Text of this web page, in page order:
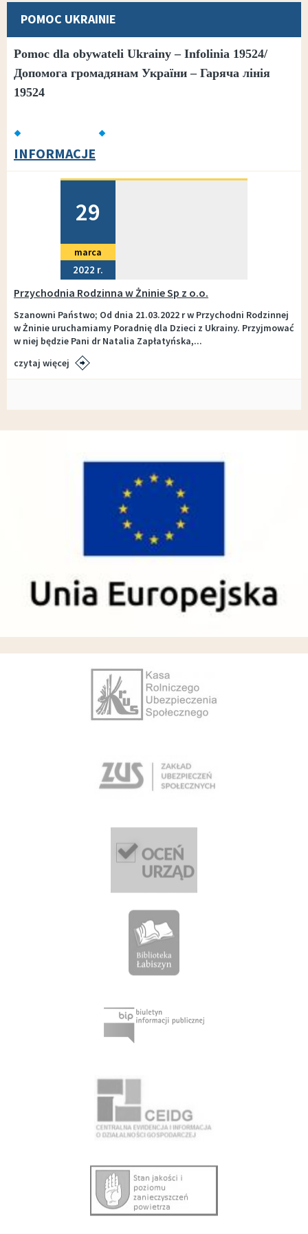
POMOC UKRAINIE
Pomoc dla obywateli Ukrainy – Infolinia 19524/
Допомога громадянам України – Гаряча лінія
19524
INFORMACJE
29
marca
2022
Przychodnia Rodzinna w Żninie Sp z o.o.
Szanowni Państwo; Od dnia 21.03.2022 r w Przychodni Rodzinnej
w Żninie uruchamiamy Poradnię dla Dzieci z Ukrainy. Przyjmować
w niej będzie Pani dr Natalia Zapłatyńska,...
czytaj więcej